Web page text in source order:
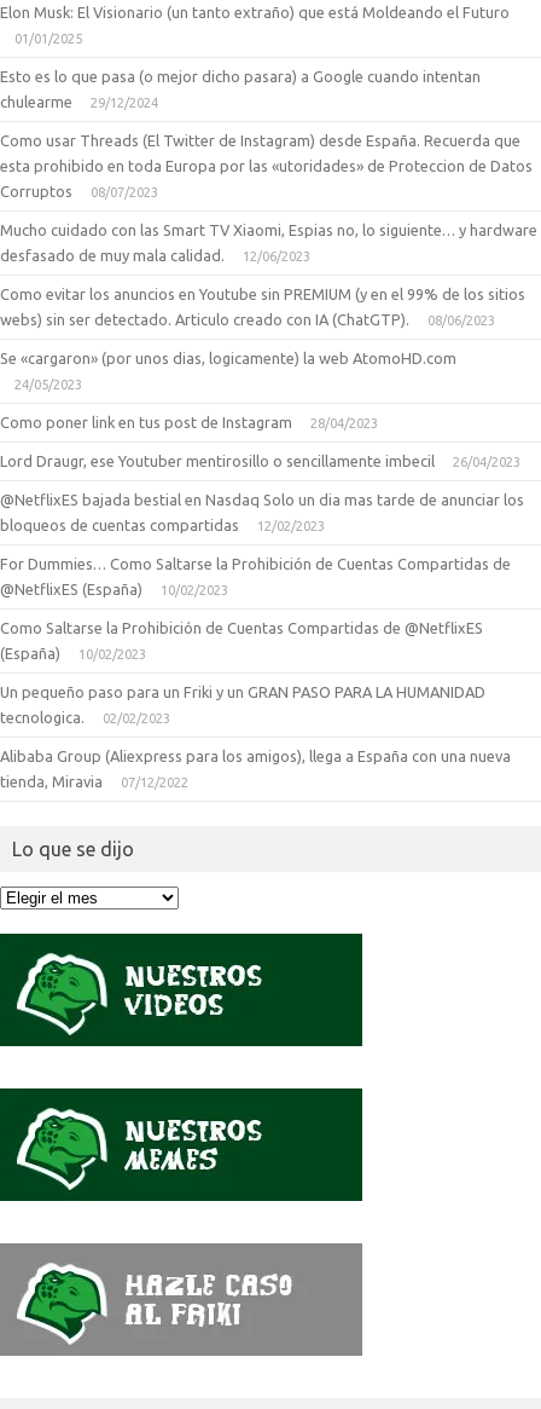
Elon Musk: El Visionario (un tanto extraño) que está Moldeando el Futuro
01/01/2025
Esto es lo que pasa (o mejor dicho pasara) a Google cuando intentan
chulearme
29/12/2024
Como usar Threads (El Twitter de Instagram) desde España. Recuerda que
esta prohibido en toda Europa por las «utoridades» de Proteccion de Datos
Corruptos
08/07/2023
Mucho cuidado con las Smart TV Xiaomi, Espias no, lo siguiente… y hardware
desfasado de muy mala calidad.
12/06/2023
Como evitar los anuncios en Youtube sin PREMIUM (y en el 99% de los sitios
webs) sin ser detectado. Articulo creado con IA (ChatGTP).
08/06/2023
Se «cargaron» (por unos dias, logicamente) la web AtomoHD.com
24/05/2023
Como poner link en tus post de Instagram 28/04/2023
Lord Draugr, ese Youtuber mentirosillo o sencillamente imbecil 26/04/2023
@NetflixES bajada bestial en Nasdaq Solo un dia mas tarde de anunciar los
bloqueos de cuentas compartidas
12/02/2023
For Dummies… Como Saltarse la Prohibición de Cuentas Compartidas de
@NetflixES (España)
10/02/2023
Como Saltarse la Prohibición de Cuentas Compartidas de @NetflixES
(España)
10/02/2023
Un pequeño paso para un Friki y un GRAN PASO PARA LA HUMANIDAD
tecnologica.
02/02/2023
Alibaba Group (Aliexpress para los amigos), llega a España con una nueva
tienda, Miravia
07/12/2022
Lo que se dijo
Lo